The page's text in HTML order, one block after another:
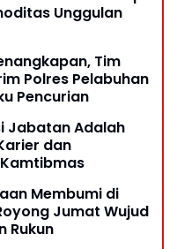
Unggulan
Tim
Polres Pelabuhan
Pencurian
Jabatan Adalah
dan
Membumi di
Jumat Wujud
Rukun